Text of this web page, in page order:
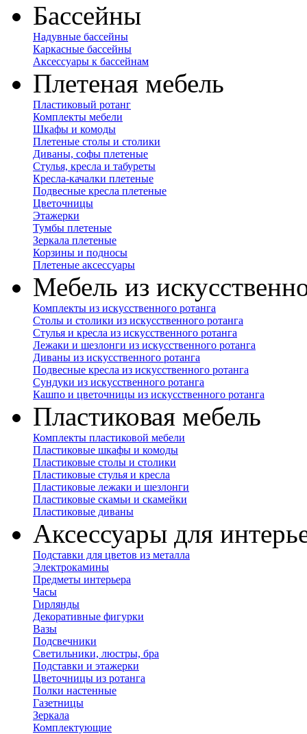
Бассейны
Надувные бассейны
Каркасные бассейны
Аксессуары к бассейнам
Плетеная мебель
Пластиковый ротанг
Комплекты мебели
Шкафы и комоды
Плетеные столы и столики
Диваны, софы плетеные
Стулья, кресла и табуреты
Кресла-качалки плетеные
Подвесные кресла плетеные
Цветочницы
Этажерки
Тумбы плетеные
Зеркала плетеные
Корзины и подносы
Плетеные аксессуары
Мебель из
Комплекты из искусственного ротанга
Столы и столики из искусственного ротанга
Стулья и кресла из искусственного ротанга
Лежаки и шезлонги из искусственного ротанга
Диваны из искусственного ротанга
Подвесные кресла из искусственного ротанга
Сундуки из искусственного ротанга
Кашпо и цветочницы из искусственного ротанга
Пластиковая мебель
Комплекты пластиковой мебели
Пластиковые шкафы и комоды
Пластиковые столы и столики
Пластиковые стулья и кресла
Пластиковые лежаки и шезлонги
Пластиковые скамьи и скамейки
Пластиковые диваны
Аксессуары для
Подставки для цветов из металла
Электрокамины
Предметы интерьера
Часы
Гирлянды
Декоративные фигурки
Вазы
Подсвечники
Светильники, люстры, бра
Подставки и этажерки
Цветочницы из ротанга
Полки настенные
Газетницы
Зеркала
Комплектующие